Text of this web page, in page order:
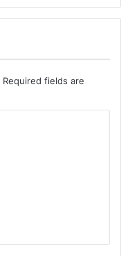
Required fields are